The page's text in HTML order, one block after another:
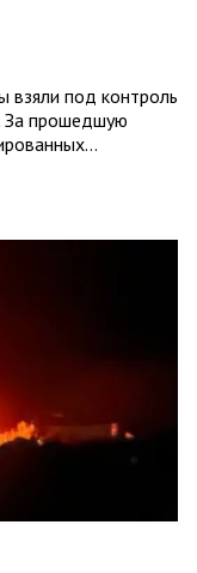
взяли под контроль
За прошедшую